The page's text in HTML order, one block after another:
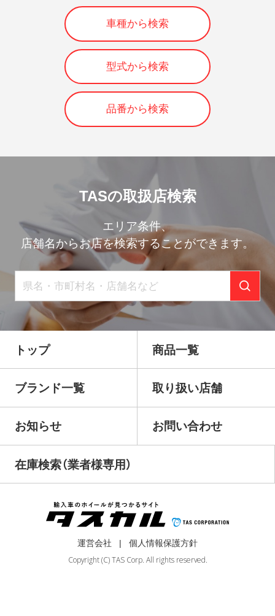
車種から検索
型式から検索
品番から検索
TASの取扱店検索
エリア条件、
店舗名からお店を検索することができます。
トップ 商品一覧
ブランド一覧 取り扱い店舗
お知らせ お問い合わせ
在庫検索（業者様専用）
運営会社
個人情報保護方針
Copyright (C) TAS Corp. All rights reserved.